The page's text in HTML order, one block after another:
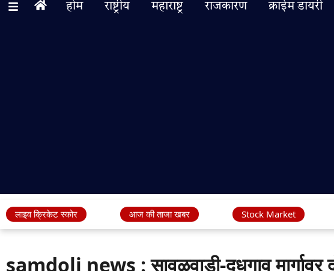
होम राष्ट्रीय महाराष्ट्र राजकारण क्राईम डायरी
लाइव क्रिकेट स्कोर आज की ताजा खबर Stock Market
samdoli news : सावळवाडी-दुधगाव मार्गावर